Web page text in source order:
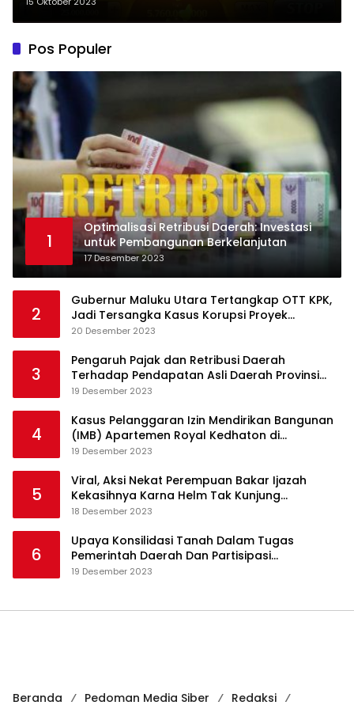
Pos Populer
1
Optimalisasi Retribusi Daerah: Investasi
untuk Pembangunan Berkelanjutan
17 Desember 2023
2
Gubernur Maluku Utara Tertangkap OTT KPK,
Jadi Tersangka Kasus Korupsi Proyek
Pengadaan Barang dan Jasa
20 Desember 2023
3
Pengaruh Pajak dan Retribusi Daerah
Terhadap Pendapatan Asli Daerah Provinsi
Jambi
19 Desember 2023
4
Kasus Pelanggaran Izin Mendirikan Bangunan
(IMB) Apartemen Royal Kedhaton di
Yogyakarta
19 Desember 2023
5
Viral, Aksi Nekat Perempuan Bakar Ijazah
Kekasihnya Karna Helm Tak Kunjung
Dikembalikan
18 Desember 2023
6
Upaya Konsilidasi Tanah Dalam Tugas
Pemerintah Daerah Dan Partisipasi
Masyarakat
19 Desember 2023
Beranda Pedoman Media Siber Redaksi